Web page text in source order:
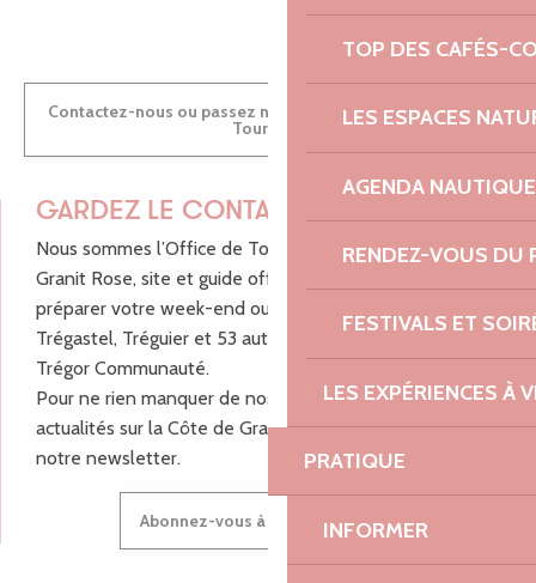
TOP DES CAFÉS-
LES ESPACES
AGENDA NAUTIQUE
RENDEZ-VOUS DU
FESTIVALS ET
LES EXPÉRIENCES À
PRATIQUE
INFORMER
Contactez-nous ou passez nous voir dans nos Offices de
Tourisme
GARDEZ LE CONTACT !
Nous sommes l’Office de Tourisme Bretagne - Côte de
Granit Rose, site et guide officiel pour vous aider à
préparer votre week-end ou vos vacances à Lannion,
Trégastel, Tréguier et 53 autres communes de Lannion-
Trégor Communauté.
Pour ne rien manquer de nos bons plans et nos
actualités sur la Côte de Granit Rose, inscrivez-vous à
notre newsletter.
Abonnez-vous à notre newsletter